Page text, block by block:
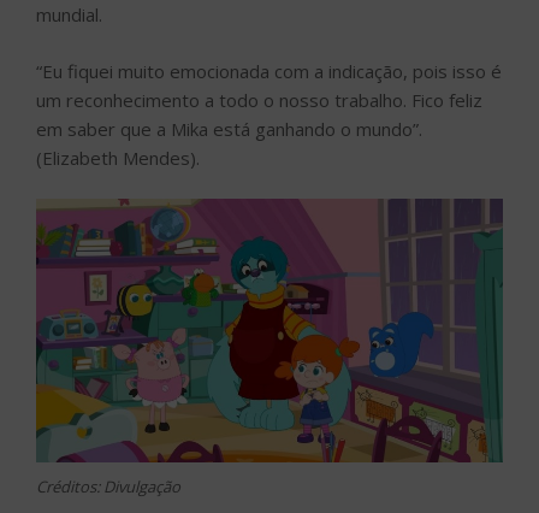
mundial.
“Eu fiquei muito emocionada com a indicação, pois isso é
um reconhecimento a todo o nosso trabalho. Fico feliz
em saber que a Mika está ganhando o mundo”.
(Elizabeth Mendes).
Créditos: Divulgação